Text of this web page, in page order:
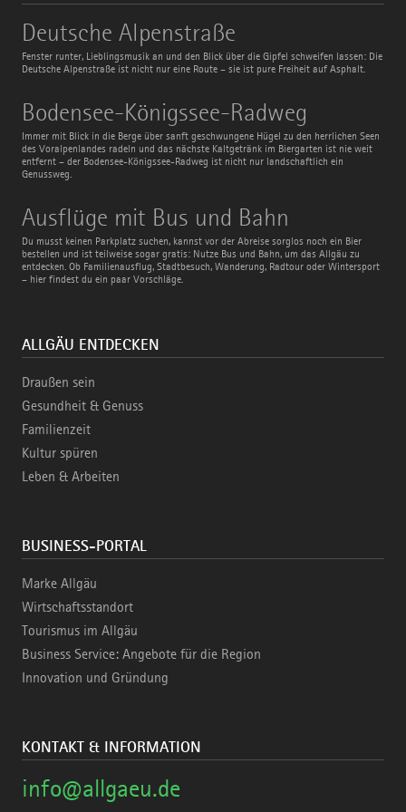
Deutsche Alpenstraße
Fenster runter, Lieblingsmusik an und den Blick über die Gipfel schweifen lassen: Die
Deutsche Alpenstraße ist nicht nur eine Route – sie ist pure Freiheit auf Asphalt.
Deutsche
Alpenstraße
Bodensee-Königssee-Radweg
Immer mit Blick in die Berge über sanft geschwungene Hügel zu den herrlichen Seen
des Voralpenlandes radeln und das nächste Kaltgetränk im Biergarten ist nie weit
entfernt – der Bodensee-Königssee-Radweg ist nicht nur landschaftlich ein
Genussweg.
Bodensee-
Königssee-
Radweg
Ausflüge mit Bus und Bahn
Du musst keinen Parkplatz suchen, kannst vor der Abreise sorglos noch ein Bier
bestellen und ist teilweise sogar gratis: Nutze Bus und Bahn, um das Allgäu zu
entdecken. Ob Familienausflug, Stadtbesuch, Wanderung, Radtour oder Wintersport
– hier findest du ein paar Vorschläge.
Ausflüge
mit
Bus
und
Bahn
ALLGÄU ENTDECKEN
Draußen sein
Gesundheit & Genuss
Familienzeit
Kultur spüren
Leben & Arbeiten
BUSINESS-PORTAL
Marke Allgäu
Wirtschaftsstandort
Tourismus im Allgäu
Business Service: Angebote für die Region
Innovation und Gründung
KONTAKT & INFORMATION
info@allgaeu.de